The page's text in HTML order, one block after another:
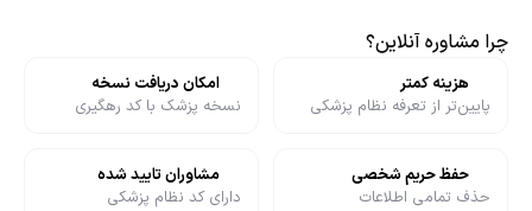
چرا مشاوره آنلاین؟
هزینه کمتر
پایین‌تر از تعرفه نظام پزشکی
امکان دریافت نسخه
نسخه پزشک با کد رهگیری
حفظ حریم شخصی
حذف تمامی اطلاعات
مشاوران تایید شده
دارای کد نظام پزشکی